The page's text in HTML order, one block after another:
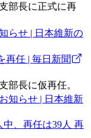
部長に正式に再
らせ | 日本維新の
再任 | 毎日新聞
部長に仮再任。
知らせ | 日本維新
、再任は39人 再